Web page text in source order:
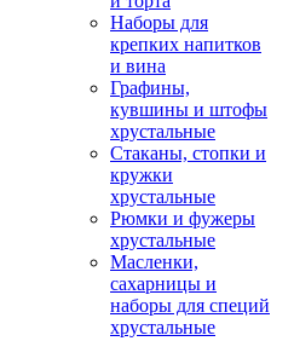
Наборы для
крепких напитков
и вина
Графины,
кувшины и штофы
хрустальные
Стаканы, стопки и
кружки
хрустальные
Рюмки и фужеры
хрустальные
Масленки,
сахарницы и
наборы для специй
хрустальные